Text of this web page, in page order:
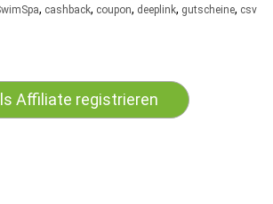
, cashback, coupon, deeplink, gutscheine, csv
Affiliate registrieren